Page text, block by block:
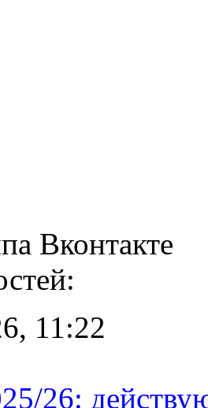
Вконтакте
11:22
26: